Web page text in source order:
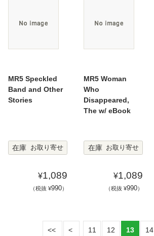
MR5 Speckled
Band and Other
Stories
在庫 お取り寄せ
¥1,089
（税抜 ¥990）
MR5 Woman
Who
Disappeared,
The w/ eBook
在庫 お取り寄せ
¥1,089
（税抜 ¥990）
11
12 13 14